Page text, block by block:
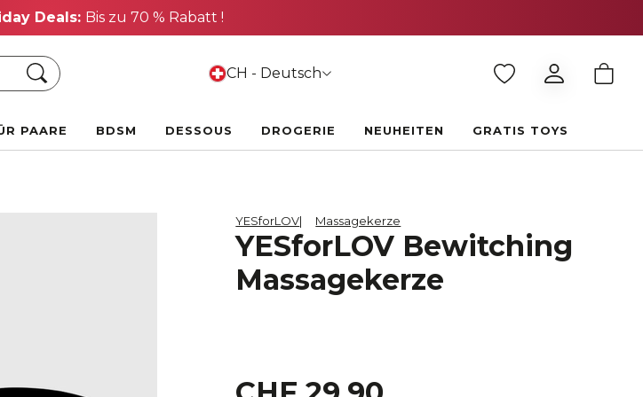
Deals: Bis zu 70 % Rabatt !
Suche CH - Deutsch
PAARE BDSM DESSOUS DROGERIE NEUHEITEN GRATIS TOYS
YESforLOV Massagekerze
YESforLOV Bewitching
Massagekerze